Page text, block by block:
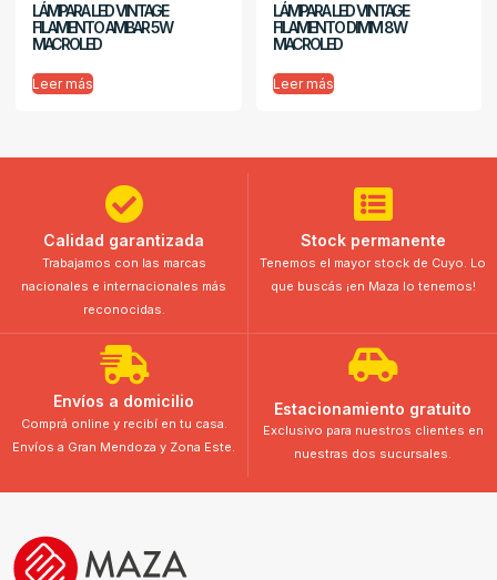
LÁMPARA LED VINTAGE
FILAMENTO AMBAR 5W
MACROLED
Leer más
LÁMPARA LED VINTAGE
FILAMENTO DIMM 8W
MACROLED
Leer más
Calidad garantizada
Trabajamos con las marcas
nacionales e internacionales más
reconocidas.
Stock permanente
Tenemos el mayor stock de Cuyo. Lo
que buscás ¡en Maza lo tenemos!
Envíos a domicilio
Comprá online y recibí en tu casa.
Envíos a Gran Mendoza y Zona Este.
Estacionamiento gratuito
Exclusivo para nuestros clientes en
nuestras dos sucursales.